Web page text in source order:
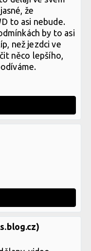
že
to asi nebude.
by to asi
než jezdci ve
něco lepšího,